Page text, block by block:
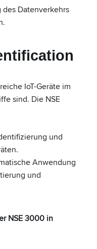
Datenverkehrs
IoT-Geräte im
sind. Die NSE
und
Anwendung
und
NSE 3000 in